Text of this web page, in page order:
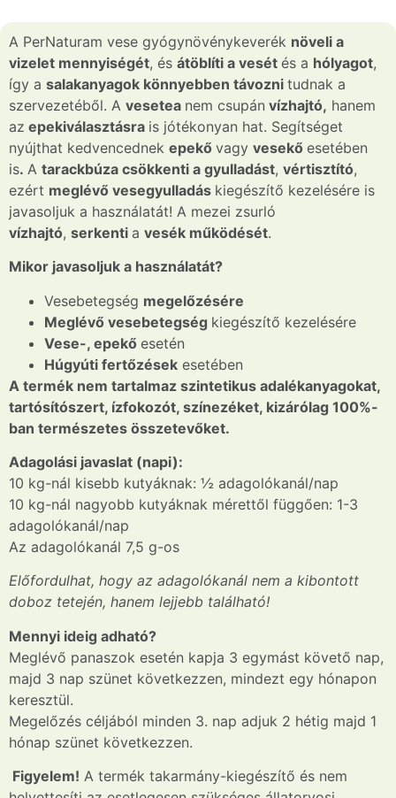
A PerNaturam vese gyógynövénykeverék növeli a
vizelet mennyiségét, és átöblíti a vesét és a hólyagot,
így a salakanyagok könnyebben távozni tudnak a
szervezetéből. A vesetea nem csupán vízhajtó, hanem
az epekiválasztásra is jótékonyan hat. Segítséget
nyújthat kedvencednek epekő vagy vesekő esetében
is. A tarackbúza csökkenti a gyulladást, vértisztító,
ezért meglévő vesegyulladás kiegészítő kezelésére is
javasoljuk a használatát! A mezei zsurló
vízhajtó, serkenti a vesék működését.
Mikor javasoljuk a használatát?
Vesebetegség megelőzésére
Meglévő vesebetegség kiegészítő kezelésére
Vese-, epekő esetén
Húgyúti fertőzések esetében
A termék nem tartalmaz szintetikus adalékanyagokat,
tartósítószert, ízfokozót, színezéket, kizárólag 100%-
ban természetes összetevőket.
Adagolási javaslat (napi):
10 kg-nál kisebb kutyáknak: ½ adagolókanál/nap
10 kg-nál nagyobb kutyáknak mérettől függően: 1-3
adagolókanál/nap
Az adagolókanál 7,5 g-os
Előfordulhat, hogy az adagolókanál nem a kibontott
doboz tetején, hanem lejjebb található!
Mennyi ideig adható?
Meglévő panaszok esetén kapja 3 egymást követő nap,
majd 3 nap szünet következzen, mindezt egy hónapon
keresztül.
Megelőzés céljából minden 3. nap adjuk 2 hétig majd 1
hónap szünet következzen.
Figyelem! A termék takarmány-kiegészítő és nem